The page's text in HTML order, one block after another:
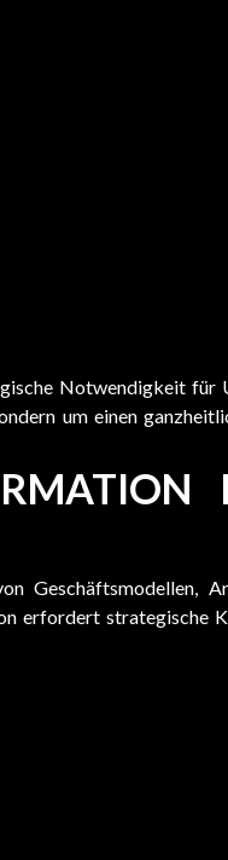
Notwendigkeit für
um einen
Geschäftsmodellen,
erfordert strategische